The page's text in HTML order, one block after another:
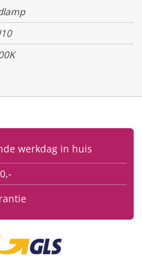
werkdag in huis